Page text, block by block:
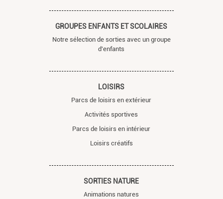
GROUPES ENFANTS ET SCOLAIRES
Notre sélection de sorties avec un groupe
d'enfants
LOISIRS
Parcs de loisirs en extérieur
Activités sportives
Parcs de loisirs en intérieur
Loisirs créatifs
SORTIES NATURE
Animations natures